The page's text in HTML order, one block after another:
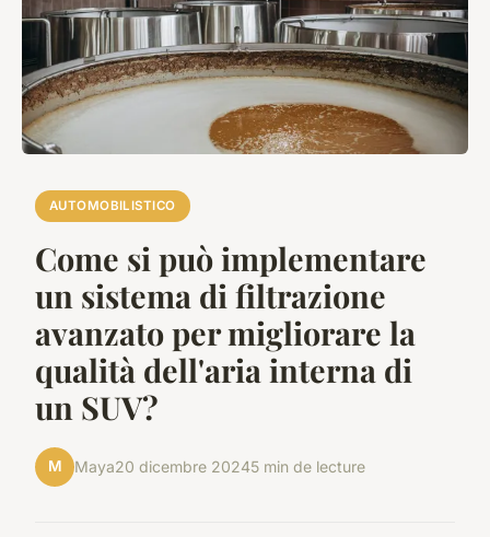
AUTOMOBILISTICO
Come si può implementare
un sistema di filtrazione
avanzato per migliorare la
qualità dell'aria interna di
un SUV?
M Maya20 dicembre 20245 min de lecture